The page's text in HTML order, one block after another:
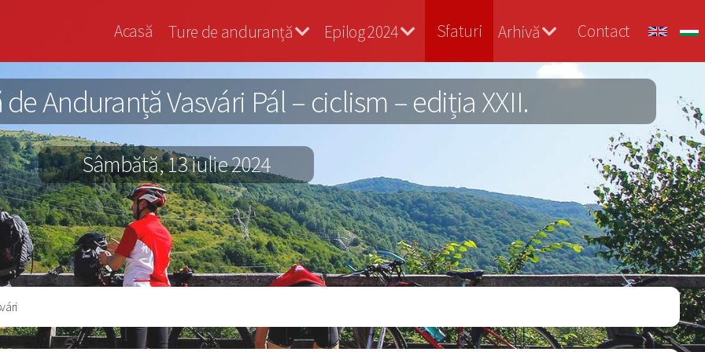
Vasvári
Bringa
Acasă Ture de anduranță Epilog 2024 Sfaturi Arhivă Contact
Anduranță Vasvári Pál – ciclism – ediția XXII.
Sâmbătă, 13 iulie 2024